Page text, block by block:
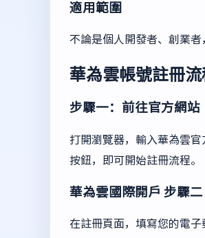
適用範圍
不論是個人開發者、創業者
華為雲帳號註冊
步驟一：前往官方網站
打開瀏覽器，輸入華為雲
按鈕，即可開始註冊流程。
華為雲國際開戶 步驟
在註冊頁面，填寫您的電